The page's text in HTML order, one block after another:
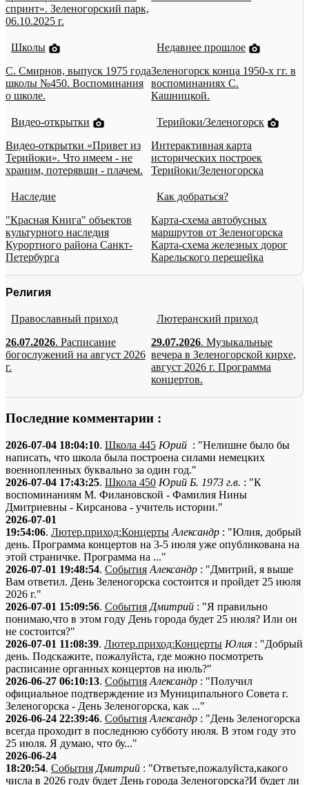
спринт». Зеленогорский парк,
06.10.2025 г.
Школы
С. Смирнов, выпуск 1975 года
школы №450. Воспоминания
о школе.
Недавнее прошлое
Зеленогорск конца 1950-х гг. в
воспоминаниях С.
Кашницкой.
Видео-открытки
Видео-открытки «Привет из
Терийоки». Что имеем - не
храним, потерявши - плачем.
Терийоки/Зеленогорск
Интерактивная карта
исторических построек
Терийоки/Зеленогорска
Наследие
"Красная Книга" объектов
культурного наследия
Курортного района Санкт-
Петербурга
Как добраться?
Карта-схема автобусных
маршрутов от Зеленогорска
Карта-схема железных дорог
Карельского перешейка
Религия
Православный приход
26.07.2026. Расписание
богослужений на август 2026
г.
Лютеранский приход
29.07.2026. Музыкальные
вечера в Зеленогорской кирхе,
август 2026 г. Программа
концертов.
Последние комментарии :
2026-07-04 18:04:10. Школа 445 Юрий : "Нелишне было бы
написать, что школа была построена силами немецких
военнопленных буквально за один год."
2026-07-04 17:43:25. Школа 450 Юрий Б. 1973 г.в. : "К
воспоминаниям М. Филановской - Фамилия Нины
Дмитриевны - Кирсанова - учитель истории."
2026-07-01
19:54:06. Лютер.приход:Концерты Александр : "Юлия, добрый
день. Программа концертов на 3-5 июля уже опубликована на
этой страничке. Программа на ..."
2026-07-01 19:48:54. События Александр : "Дмитрий, я выше
Вам ответил. День Зеленогорска состоится и пройдет 25 июля
2026 г."
2026-07-01 15:09:56. События Дмитрий : "Я правильно
понимаю,что в этом году День города будет 25 июля? Или он
не состоится?"
2026-07-01 11:08:39. Лютер.приход:Концерты Юлия : "Добрый
день. Подскажите, пожалуйста, где можно посмотреть
расписание органных концертов на июль?"
2026-06-27 06:10:13. События Александр : "Получил
официальное подтверждение из Муниципального Совета г.
Зеленогорска - День Зеленогорска, как ..."
2026-06-24 22:39:46. События Александр : "День Зеленогорска
всегда проходит в последнюю субботу июля. В этом году это
25 июля. Я думаю, что бу..."
2026-06-24
18:20:54. События Дмитрий : "Ответьте,пожалуйста,какого
числа в 2026 году будет День города Зеленогорска?И будет ли